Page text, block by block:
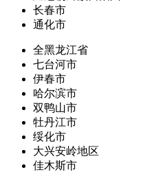
长春市
通化市
全黑龙江省
七台河市
伊春市
哈尔滨市
双鸭山市
牡丹江市
绥化市
大兴安岭地区
佳木斯市